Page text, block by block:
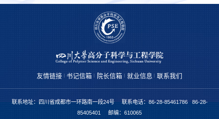
友情链接 书记信箱 院长信箱 就业信息 联系我们
联系地址：四川省成都市一环路南一段24号 联系电话：86-28-85461786 86-28-
85405401 邮编：610065